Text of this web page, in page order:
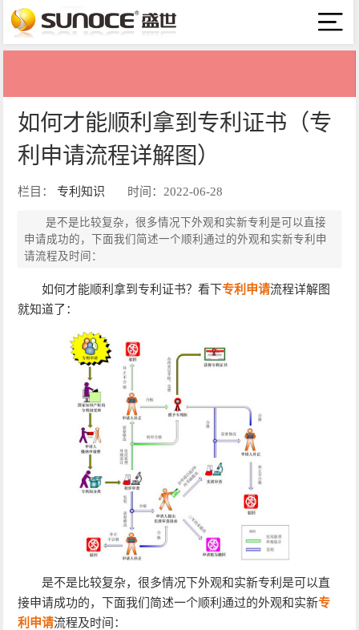
如何才能顺利拿到专利证书（专
利申请流程详解图）
栏目：专利知识 时间：2022-06-28
是不是比较复杂，很多情况下外观和实新专利是可以直接
申请成功的，下面我们简述一个顺利通过的外观和实新专利申
请流程及时间：
如何才能顺利拿到专利证书？看下专利申请流程详解图
就知道了：
是不是比较复杂，很多情况下外观和实新专利是可以直
接申请成功的，下面我们简述一个顺利通过的外观和实新专
利申请流程及时间：